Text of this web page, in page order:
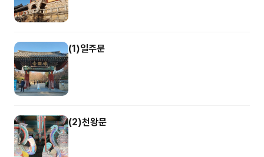
(1)일주문
(2)천왕문